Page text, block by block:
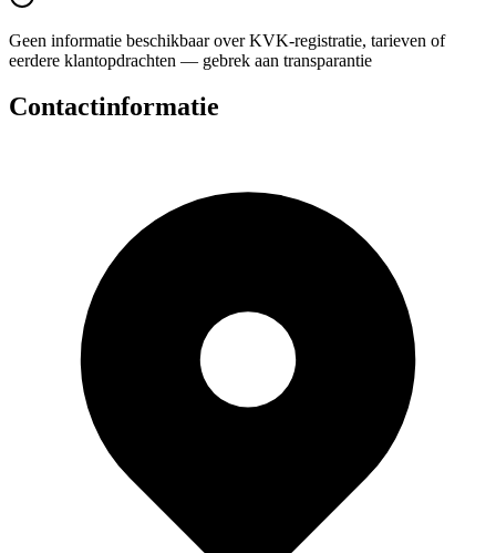
Geen informatie beschikbaar over KVK-registratie, tarieven of
eerdere klantopdrachten — gebrek aan transparantie
Contactinformatie